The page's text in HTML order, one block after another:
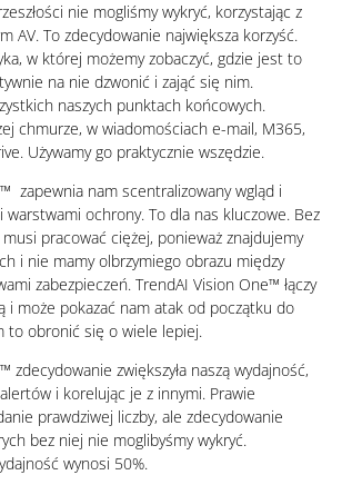
nie mogliśmy wykryć, korzystając z
AV. To zdecydowanie największa korzyść.
w której możemy zobaczyć, gdzie jest to
na nie dzwonić i zająć się nim.
naszych punktach końcowych.
chmurze, w wiadomościach e-mail, M365,
Używamy go praktycznie wszędzie.
zapewnia nam scentralizowany wgląd i
warstwami ochrony. To dla nas kluczowe. Bez
pracować ciężej, ponieważ znajdujemy
i nie mamy olbrzymiego obrazu między
zabezpieczeń. TrendAI Vision One™ łączy
i może pokazać nam atak od początku do
to obronić się o wiele lepiej.
zdecydowanie zwiększyła naszą wydajność,
i korelując je z innymi. Prawie
prawdziwej liczby, ale zdecydowanie
bez niej nie moglibyśmy wykryć.
wynosi 50%.